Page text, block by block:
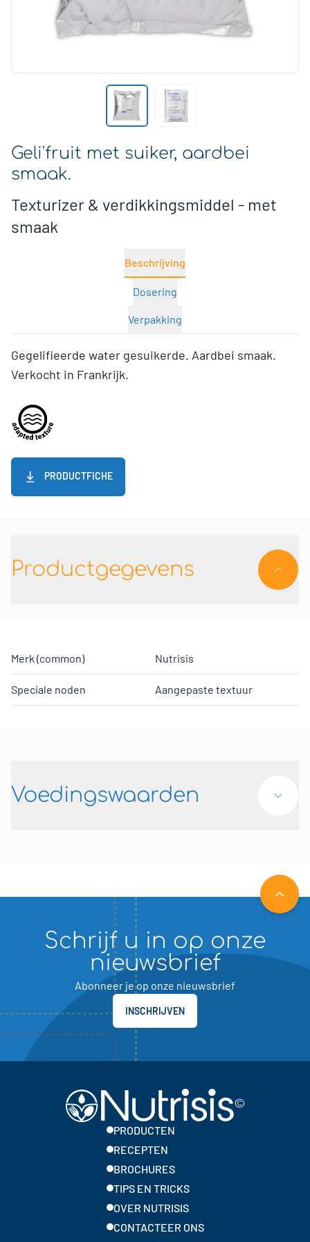
Geli'fruit met suiker, aardbei
smaak.
Texturizer & verdikkingsmiddel - met
smaak
Beschrijving
Dosering
Verpakking
Gegelifieerde water gesuikerde. Aardbei smaak.
Verkocht in Frankrijk.
PRODUCTFICHE
Productgegevens
Merk (common) Nutrisis
Speciale noden Aangepaste textuur
Voedingswaarden
NAAR
Schrijf u in op onze
nieuwsbrief
Abonneer je op onze nieuwsbrief
INSCHRIJVEN
PRODUCTEN
RECEPTEN
BROCHURES
TIPS EN TRICKS
OVER NUTRISIS
CONTACTEER ONS